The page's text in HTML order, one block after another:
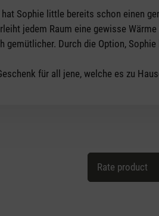
Sophie little bereits schon einen
jedem Raum eine gewisse
gemütlicher. Durch die Option,
für all jene, welche es zu
Rate product